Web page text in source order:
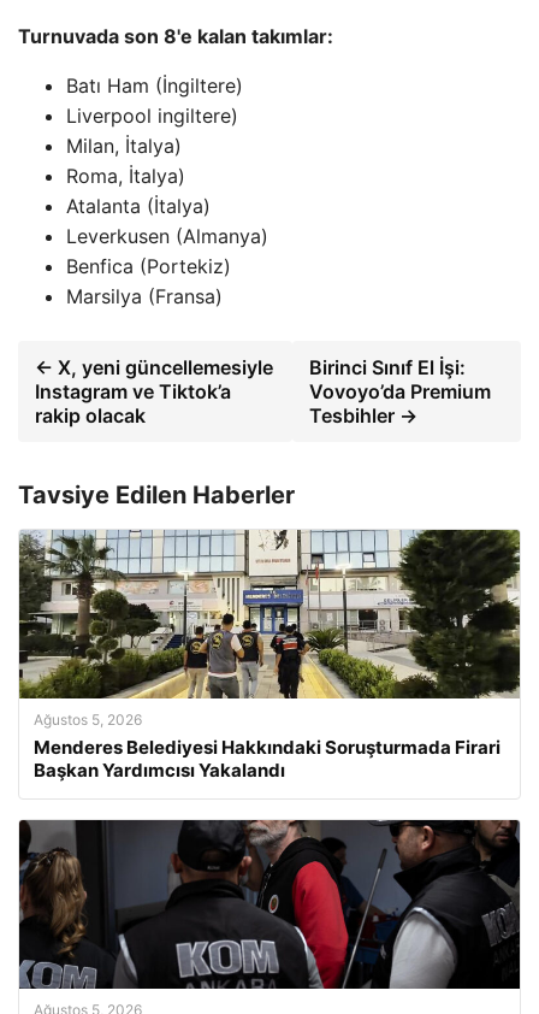
Turnuvada son 8'e kalan takımlar:
Batı Ham (İngiltere)
Liverpool ingiltere)
Milan, İtalya)
Roma, İtalya)
Atalanta (İtalya)
Leverkusen (Almanya)
Benfica (Portekiz)
Marsilya (Fransa)
← X, yeni güncellemesiyle
Instagram ve Tiktok’a
rakip olacak
Birinci Sınıf El İşi:
Vovoyo’da Premium
Tesbihler →
Tavsiye Edilen Haberler
Ağustos 5, 2026
Menderes Belediyesi Hakkındaki Soruşturmada Firari
Başkan Yardımcısı Yakalandı
Ağustos 5, 2026